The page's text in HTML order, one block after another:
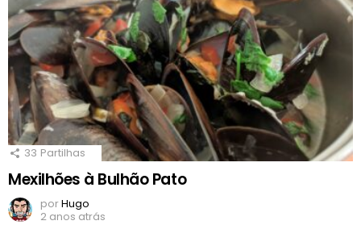
33 Partilhas
Mexilhões à Bulhão Pato
porHugo
2 anos atrás